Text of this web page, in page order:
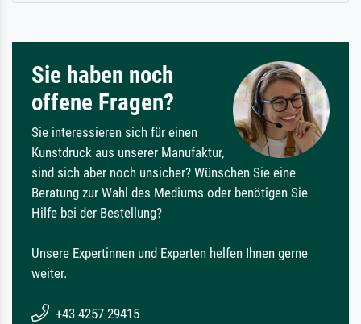
Sie haben noch
offene Fragen?
Sie interessieren sich für einen
Kunstdruck aus unserer Manufaktur,
sind sich aber noch unsicher? Wünschen Sie eine
Beratung zur Wahl des Mediums oder benötigen Sie
Hilfe bei der Bestellung?
Unsere Expertinnen und Experten helfen Ihnen gerne
weiter.
+43 4257 29415